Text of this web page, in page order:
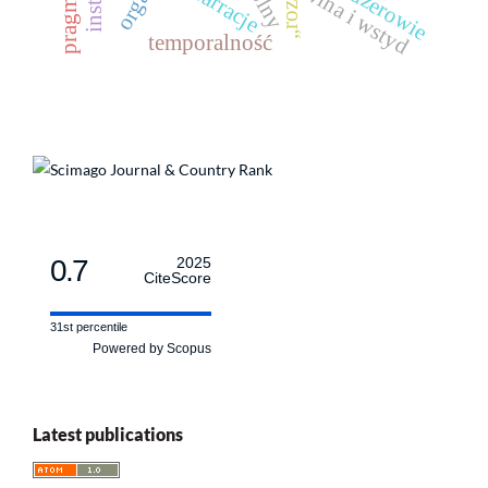
temporalność wina i wstyd
0.7
2025
CiteScore
31st percentile
Powered by Scopus
Latest publications